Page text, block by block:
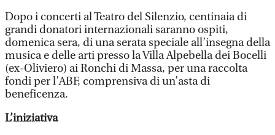
Dopo i concerti al Teatro del Silenzio, centinaia di
grandi donatori internazionali saranno ospiti,
domenica sera, di una serata speciale all’insegna della
musica e delle arti presso la Villa Alpebella dei Bocelli
(ex-Oliviero) ai Ronchi di Massa, per una raccolta
fondi per l’ABF, comprensiva di un’asta di
beneficenza.
L’iniziativa